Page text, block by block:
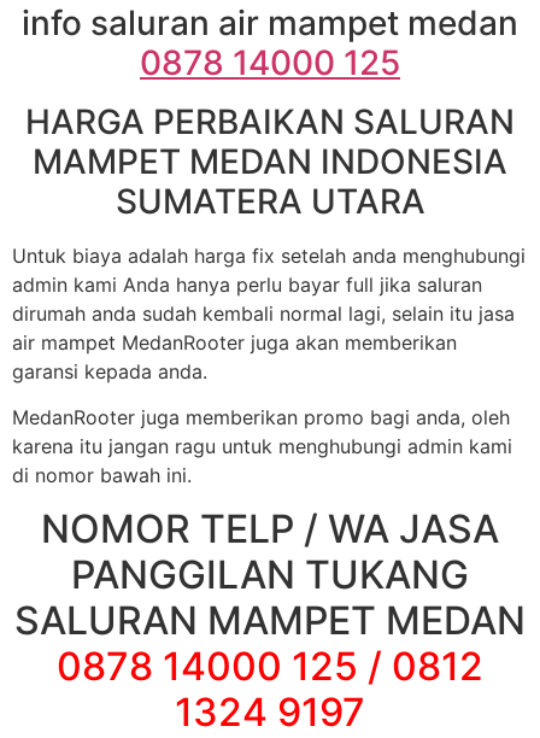
info saluran air mampet medan
0878 14000 125
HARGA PERBAIKAN SALURAN
MAMPET MEDAN INDONESIA
SUMATERA UTARA
Untuk biaya adalah harga fix setelah anda menghubungi
admin kami Anda hanya perlu bayar full jika saluran
dirumah anda sudah kembali normal lagi, selain itu jasa
air mampet MedanRooter juga akan memberikan
garansi kepada anda.
MedanRooter juga memberikan promo bagi anda, oleh
karena itu jangan ragu untuk menghubungi admin kami
di nomor bawah ini.
NOMOR TELP / WA JASA
PANGGILAN TUKANG
SALURAN MAMPET MEDAN
0878 14000 125 / 0812
1324 9197